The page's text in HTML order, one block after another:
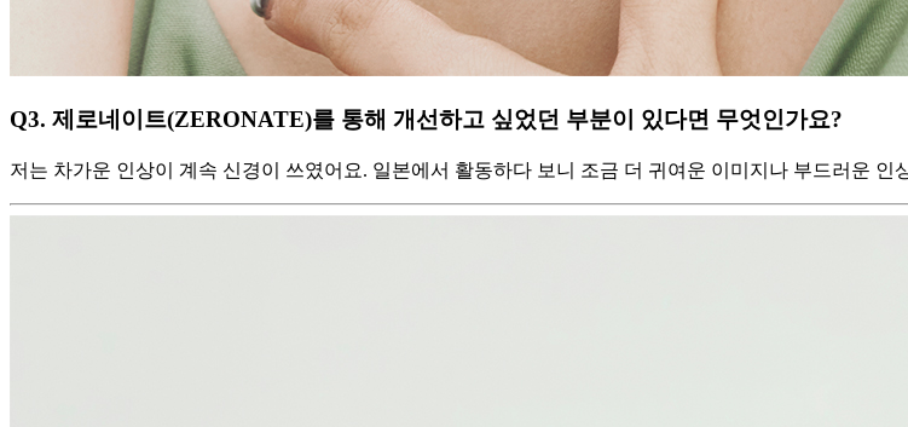
Q3. 제로네이트(ZERONATE)를 통해 개선하고 싶었던 부분이 있다면 무엇인가요?
저는 차가운 인상이 계속 신경이 쓰였어요. 일본에서 활동하다 보니 조금 더 귀여운 이미지나 부드러운